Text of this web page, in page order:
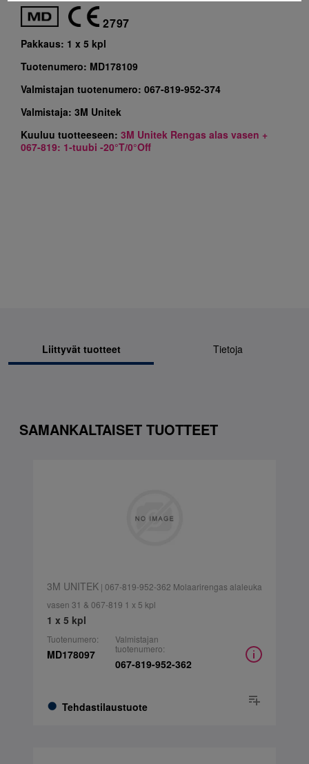
2797
Pakkaus: 1 x 5 kpl
Tuotenumero: MD178109
Valmistajan tuotenumero: 067-819-952-374
Valmistaja: 3M Unitek
Kuuluu tuotteeseen: 3M Unitek Rengas alas vasen +
067-819: 1-tuubi -20°T/0°Off
Liittyvät tuotteet Tietoja
SAMANKALTAISET TUOTTEET
3M UNITEK| 067-819-952-362 Molaarirengas alaleuka
vasen 31 & 067-819 1 x 5 kpl
1 x 5 kpl
Tuotenumero:
MD178097
Tehdastilaustuote
Valmistajan
tuotenumero:
067-819-952-362